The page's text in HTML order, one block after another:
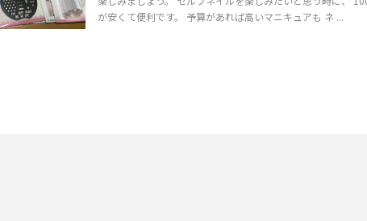
が安くて便利です。 予算があれば高いマニキュアも ネ ...